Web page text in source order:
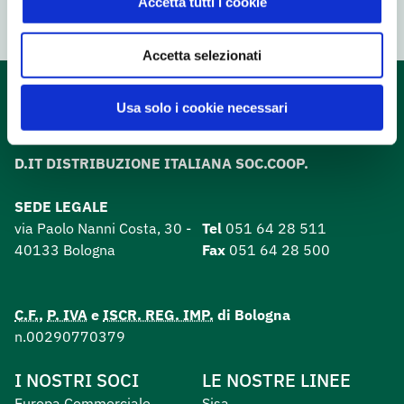
Accetta selezionati
Usa solo i cookie necessari
D.IT DISTRIBUZIONE ITALIANA SOC.COOP.
SEDE LEGALE
via Paolo Nanni Costa, 30 -
40133 Bologna
Tel 051 64 28 511
Fax 051 64 28 500
C.F., P. IVA e ISCR. REG. IMP. di Bologna
n.00290770379
I NOSTRI SOCI LE NOSTRE LINEE